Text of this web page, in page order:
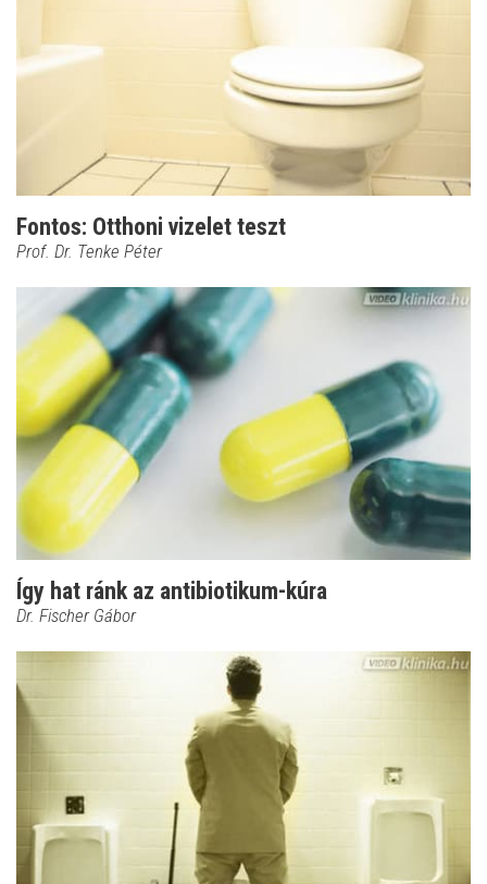
Fontos: Otthoni vizelet teszt
Prof. Dr. Tenke Péter
Így hat ránk az antibiotikum-kúra
Dr. Fischer Gábor